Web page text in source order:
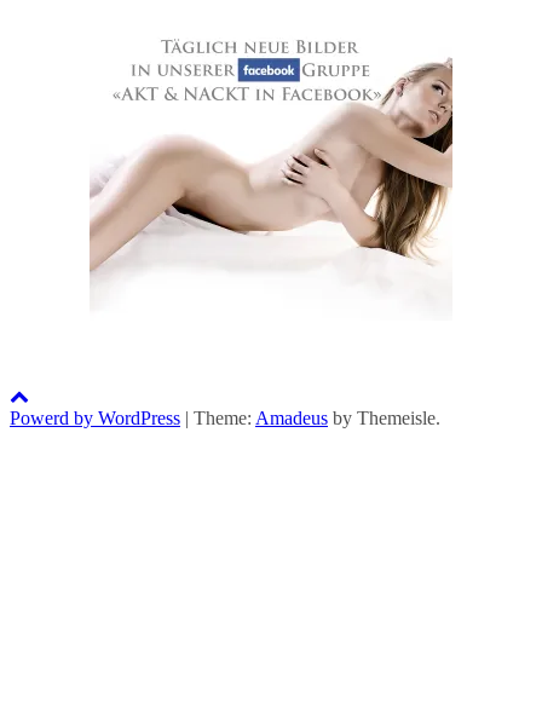
Powerd by WordPress | Theme: Amadeus by Themeisle.